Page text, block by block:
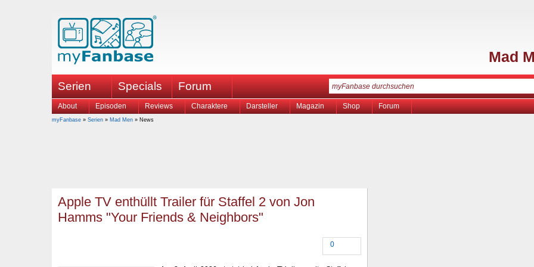
Mad
Serien Specials Forum
About Episoden Reviews Charaktere Darsteller Magazin Shop Forum
myFanbase » Serien » Mad Men » News
Apple TV enthüllt Trailer für Staffel 2 von Jon
Hamms "Your Friends & Neighbors"
0